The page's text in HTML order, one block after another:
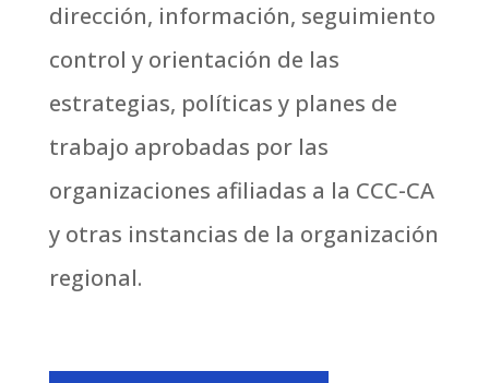
dirección, información, seguimiento
control y orientación de las
estrategias, políticas y planes de
trabajo aprobadas por las
organizaciones afiliadas a la CCC-CA
y otras instancias de la organización
regional.